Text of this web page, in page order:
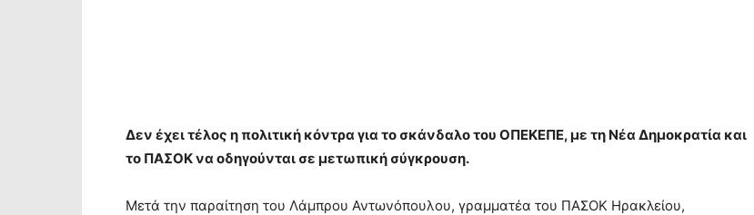
Δεν έχει τέλος η πολιτική κόντρα για το σκάνδαλο του ΟΠΕΚΕΠΕ, με τη Νέα Δημοκρατία και
το ΠΑΣΟΚ να οδηγούνται σε μετωπική σύγκρουση.
Μετά την παραίτηση του Λάμπρου Αντωνόπουλου, γραμματέα του ΠΑΣΟΚ Ηρακλείου,